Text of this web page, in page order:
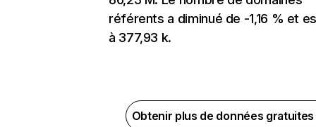
référents a diminué de -1,16 % et
à 377,93 k.
Obtenir plus de données